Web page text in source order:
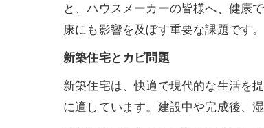
と、ハウスメーカーの皆様へ、健康
康にも影響を及ぼす重要な課題です
新築住宅とカビ問題
新築住宅は、快適で現代的な生活を
に適しています。建設中や完成後、